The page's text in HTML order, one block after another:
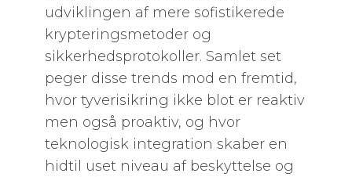
udviklingen af mere sofistikerede
krypteringsmetoder og
sikkerhedsprotokoller. Samlet set
peger disse trends mod en fremtid,
hvor tyverisikring ikke blot er reaktiv
men også proaktiv, og hvor
teknologisk integration skaber en
hidtil uset niveau af beskyttelse og